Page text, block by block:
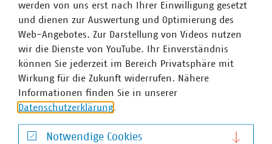
so weiterzuentwickeln, dass kommunale KMU
antragsberechtigt sind. Das ist aktuell noch nicht der
Fall. Weiterhin sollte der vorzeitige Maßnahmenbeginn
auf eigenes Risiko möglich sein. Langfristig hat die
Bearbeitung der Förderanträge signifikant schneller zu
erfolgen oder es muss alternativ ein automatisiertes
Bewilligungsverfahren (analog zur Bundesförderung
effiziente Gebäude – Einzelmaßnahmen - BEG-EM)
Bewilligungsphasen verzögern sich viele Vorhaben oder
werden von uns erst nach Ihrer Einwilligung gesetzt
und dienen zur Auswertung und Optimierung des
Web-Angebotes. Zur Darstellung von Videos nutzen
wir die Dienste von YouTube. Ihr Einverständnis
können Sie jederzeit im Bereich Privatsphäre mit
Wirkung für die Zukunft widerrufen. Nähere
Informationen finden Sie in unserer
Datenschutzerklärung
Notwendige Cookies